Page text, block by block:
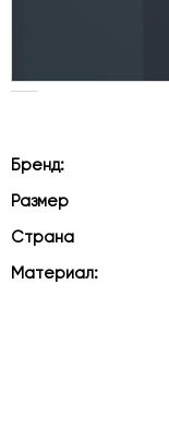
Бренд:
Размер
Страна
Материал: